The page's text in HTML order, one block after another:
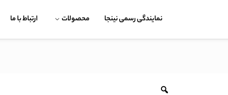
نمایندگی رسمی نینجا محصولات ارتباط با ما